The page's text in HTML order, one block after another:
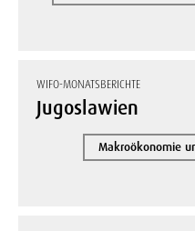
WIFO-MONATSBERICHTE
Jugoslawien
Makroökonomie